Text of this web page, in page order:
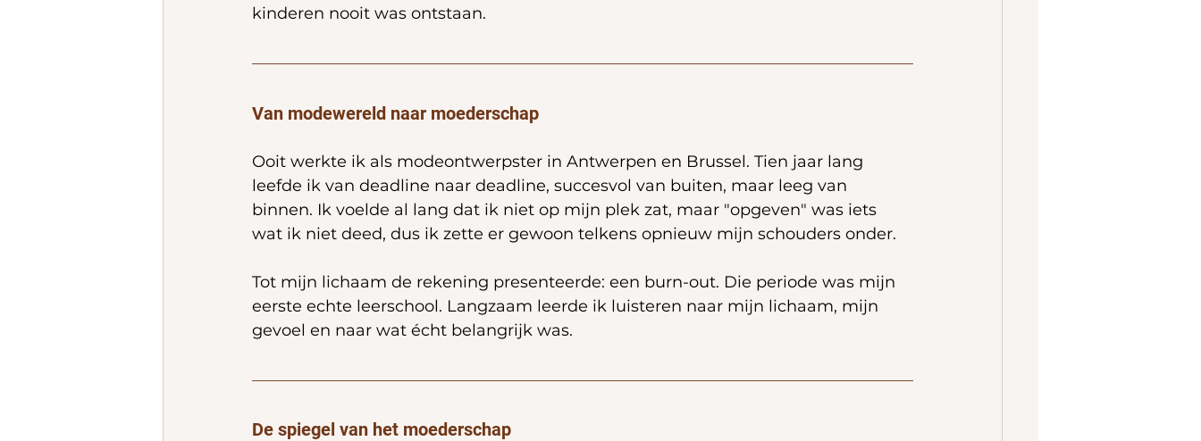
kinderen nooit was ontstaan.
Van modewereld naar moederschap
Ooit werkte ik als modeontwerpster in Antwerpen en Brussel. Tien jaar lang
leefde ik van deadline naar deadline, succesvol van buiten, maar leeg van
binnen. Ik voelde al lang dat ik niet op mijn plek zat, maar "opgeven" was iets
wat ik niet deed, dus ik zette er gewoon telkens opnieuw mijn schouders onder.
Tot mijn lichaam de rekening presenteerde: een burn-out. Die periode was mijn
eerste echte leerschool. Langzaam leerde ik luisteren naar mijn lichaam, mijn
gevoel en naar wat écht belangrijk was.
De spiegel van het moederschap